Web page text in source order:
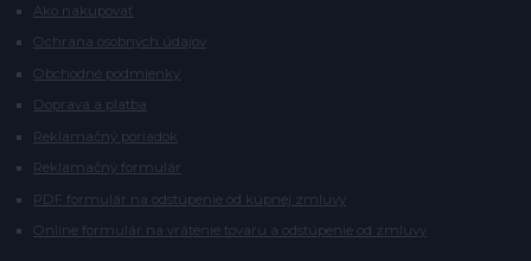
Ako nakupovať
Ochrana osobných údajov
Obchodné podmienky
Doprava a platba
Reklamačný poriadok
Reklamačný formulár
PDF formulár na odstúpenie od kúpnej zmluvy
Online formulár na vrátenie tovaru a odstúpenie od zmluvy